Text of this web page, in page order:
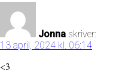
Jonna skriver:
13 april, 2024 kl. 06:14
<3